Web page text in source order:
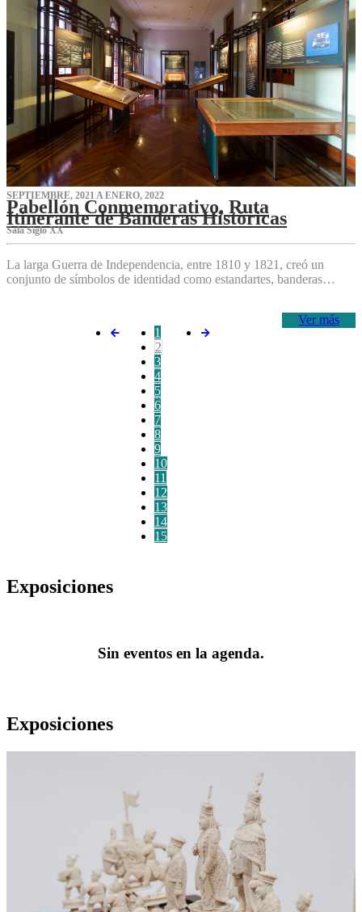
SEPTIEMBRE, 2021 A ENERO, 2022
Pabellón Conmemorativo, Ruta
Itinerante de Banderas Históricas
Sala Siglo XX
La larga Guerra de Independencia, entre 1810 y 1821, creó un
conjunto de símbolos de identidad como estandartes, banderas…
Ver más
1
2
3
4
5
6
7
8
9
10
11
12
13
14
15
Exposiciones
Sin eventos en la agenda.
Exposiciones